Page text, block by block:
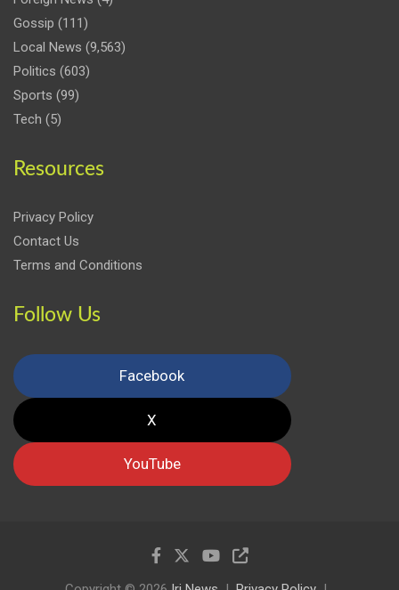
Gossip (111)
Local News (9,563)
Politics (603)
Sports (99)
Tech (5)
Resources
Privacy Policy
Contact Us
Terms and Conditions
Follow Us
Facebook
X
YouTube